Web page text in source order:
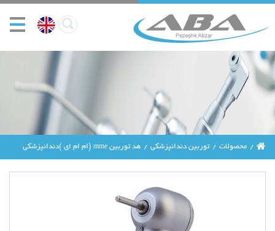
محصولات توربین دندانپزشکی هد توربین mme (ام ام ای )دندانپزشکی